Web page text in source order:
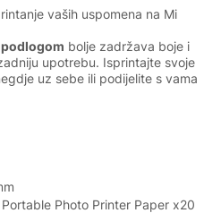
vaših uspomena na Mi
bolje zadržava boje i
upotrebu. Isprintajte svoje
uz sebe ili podijelite s vama
Photo Printer Paper x20